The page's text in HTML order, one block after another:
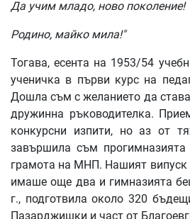
Да учим младо, ново поколение!
Родино, майко мила!"
Тогава, есента на 1953/54
ученичка в първи курс на
Дошла съм с желанието да
дружинна ръководителка.
конкурсни изпити, но аз от
завършила съм
грамота на МНП. Нашият випуск
имаше още два и гимназията
г., подготвила около 320
Пазарджишки и част от